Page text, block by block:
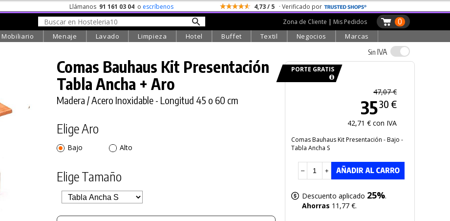
Llámanos 91 161 03 04 o escríbenos 4,73 / 5 · Verificado por
0
Zona de Cliente | Mis Pedidos
Mobiliario Menaje Lavado Limpieza Hotel Buffet Textil Negocios Marcas
Comas Bauhaus Kit Presentación
Tabla Ancha + Aro
Madera / Acero Inoxidable - Longitud 45 o 60 cm
Elige Aro
Bajo Alto
Elige Tamaño
Sin IVA
PORTE GRATIS
47,07 €
3530 €
42,71 € con IVA
Comas Bauhaus Kit Presentación - Bajo -
Tabla Ancha S
– +
Descuento aplicado 25%.
Ahorras 11,77 €.